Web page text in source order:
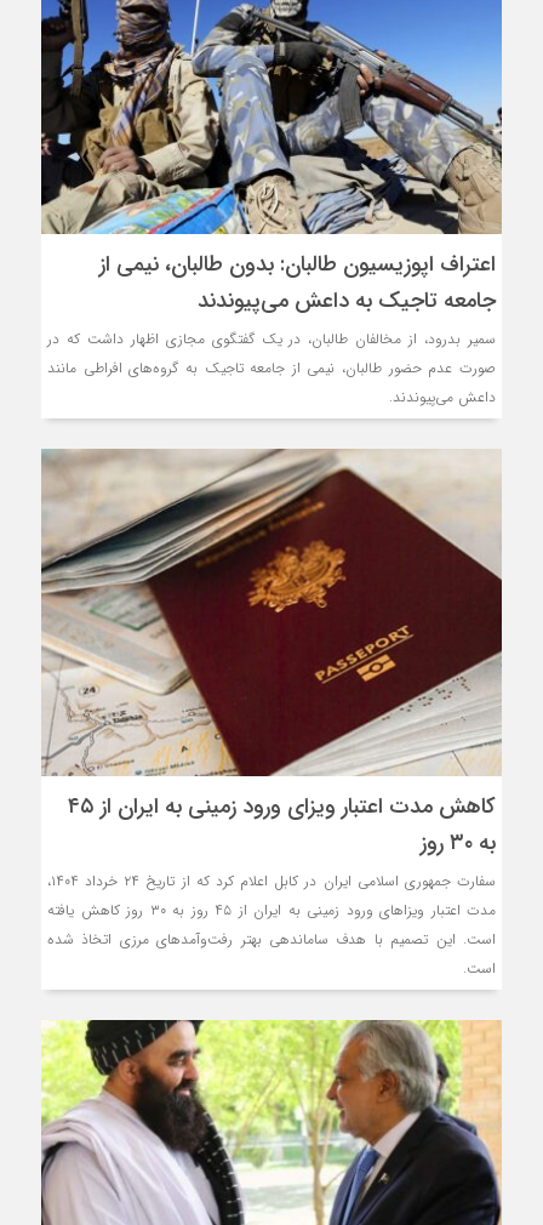
اعتراف اپوزيسيون طالبان: بدون طالبان، نیمی از
جامعه تاجیک به داعش می‌پیوندند
سمیر بدرود، از مخالفان طالبان، در یک گفتگوی مجازی اظهار داشت که در
صورت عدم حضور طالبان، نیمی از جامعه تاجیک به گروه‌های افراطی مانند
داعش می‌پیوندند.
کاهش مدت اعتبار ویزای ورود زمینی به ایران از ۴۵
به ۳۰ روز
سفارت جمهوری اسلامی ایران در کابل اعلام کرد که از تاریخ ۲۴ خرداد ۱۴۰۴،
مدت اعتبار ویزاهای ورود زمینی به ایران از ۴۵ روز به ۳۰ روز کاهش یافته
است. این تصمیم با هدف ساماندهی بهتر رفت‌وآمدهای مرزی اتخاذ شده
است.